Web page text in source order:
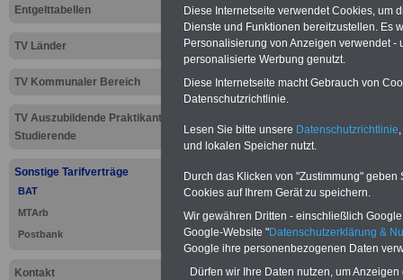
Entgelttabellen
TV Länder
TV Kommunaler Bereich
TV Auszubildende Praktikanten
Studierende
Sonstige Tarifverträge
BAT
MTArb
Postbank
Kontakt
Neu aufgelegt: Oktober
Diese Internetseite verwendet Cookies, um
Dienste und Funktionen bereitzustellen. Es
Personalisierung von Anzeigen verwendet
personalisierte Werbung genutzt.
Diese Internetseite macht Gebrauch von
Datenschutzrichtlinie.
Lesen Sie bitte unsere Datenschutzrichtlinie
und lokalen Speicher nutzt.
Durch das Klicken von "Zustimmung"
Cookies auf Ihrem Gerät zu speichern.
Wir gewähren Dritten - einschließlich
Google-Website "Datenschutzerklärung &
Google ihre personenbezogenen Daten
Dürfen wir Ihre Daten nutzen, um